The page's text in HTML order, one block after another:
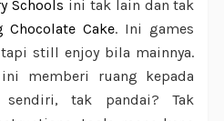
Schools ini tak lain dan tak
Chocolate Cake. Ini games
still enjoy bila mainnya.
memberi ruang kepada
tak pandai? Tak